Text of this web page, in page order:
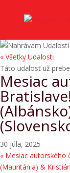
« Všetky Udalosti
Táto udalosť už
Mesiac
30 júla, 2025
« Mesiac autorského
(Mauritánia) &